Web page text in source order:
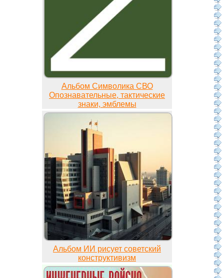
Альбом Символика СВО
Опознавательные, тактические
знаки, эмблемы
Альбом ИИ рисует советский
конструктивизм